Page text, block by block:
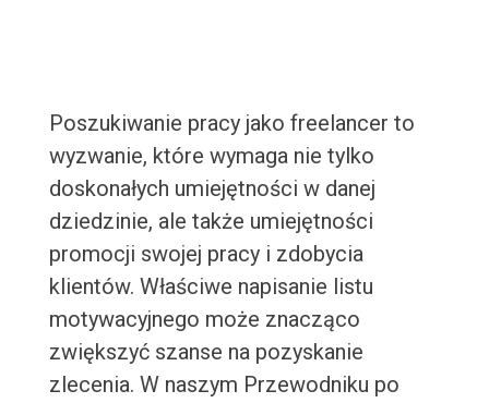
Poszukiwanie pracy jako freelancer to
wyzwanie, które wymaga nie tylko
doskonałych umiejętności w danej
dziedzinie, ale także umiejętności
promocji swojej pracy i zdobycia
klientów. Właściwe napisanie listu
motywacyjnego może znacząco
zwiększyć szanse na pozyskanie
zlecenia. W naszym Przewodniku po